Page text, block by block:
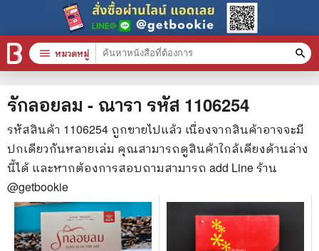
รักลอยลม - ณารา รหัส 1106254
รหัสสินค้า 1106254 ถูกขายไปแล้ว เนื่องจากสินค้าอาจจะมี
ปกเดียวกันหลายเล่ม คุณสามารถดูสินค้าใกล้เคียงด้านล่าง
นี้ได้ และหากต้องการสอบถามสามารถ add Line ร้าน
@getbookie
menu หมวดหมู่ search
หมวดหมู่สินค้า
หนังสือทั้งหมด
stars สินค้าใช้เฉพาะแต้มเท่านั้น
📚 หนังสือทั่วไป
🦄 วรรณกรรม นิยาย เรื่องสั้น